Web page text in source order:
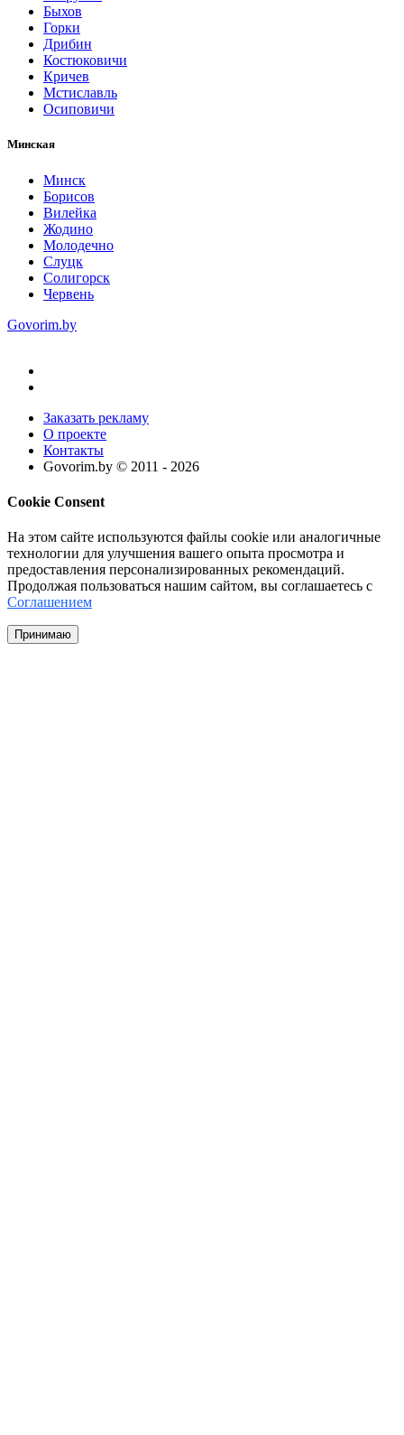
Быхов
Горки
Дрибин
Костюковичи
Кричев
Мстиславль
Осиповичи
Минская
Минск
Борисов
Вилейка
Жодино
Молодечно
Слуцк
Солигорск
Червень
Govorim.by
Заказать рекламу
О проекте
Контакты
Govorim.by © 2011 - 2026
Cookie Consent
На этом сайте используются файлы cookie или аналогичные
технологии для улучшения вашего опыта просмотра и
предоставления персонализированных рекомендаций.
Продолжая пользоваться нашим сайтом, вы соглашаетесь с
Соглашением
Принимаю